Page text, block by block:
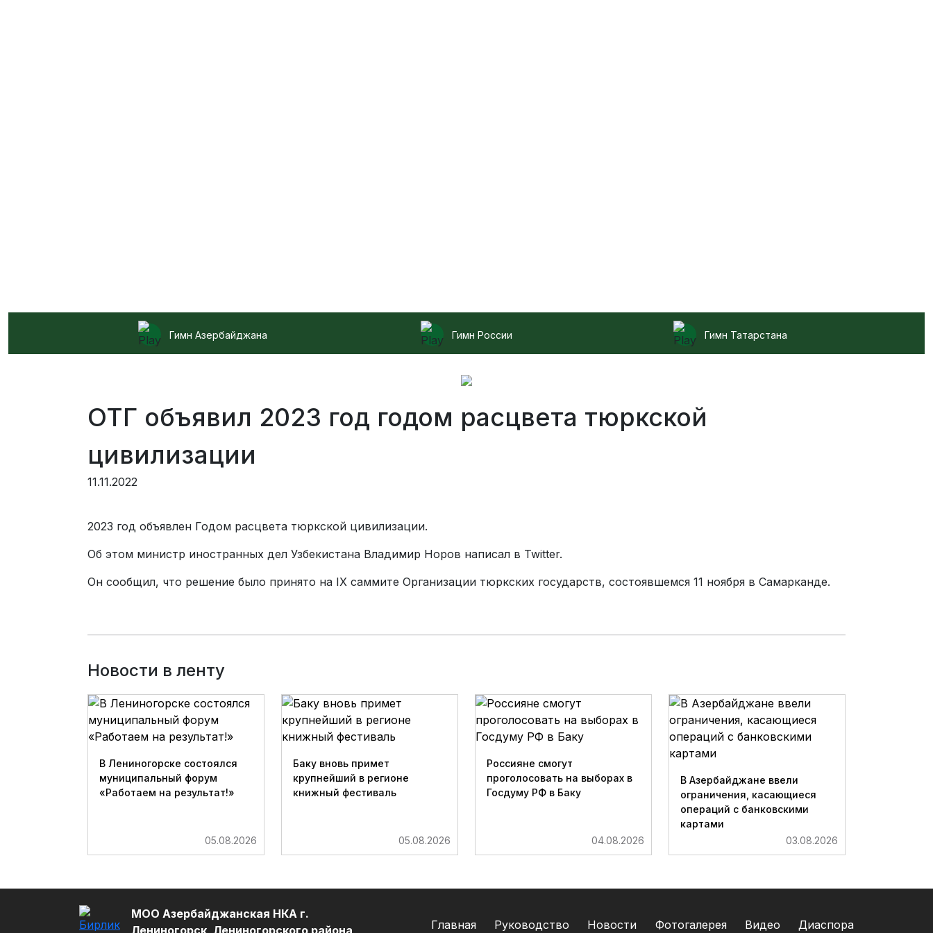
Гимн Азербайджана Гимн России Гимн Татарстана
ОТГ объявил 2023 год годом расцвета тюркской
цивилизации
11.11.2022
2023 год объявлен Годом расцвета тюркской цивилизации.
Об этом министр иностранных дел Узбекистана Владимир Норов написал в Twitter.
Он сообщил, что решение было принято на IX саммите Организации тюркских государств, состоявшемся 11 ноября в Самарканде.
Новости в ленту
В Лениногорске состоялся
муниципальный форум
«Работаем на результат!»
05.08.2026
Баку вновь примет
крупнейший в регионе
книжный фестиваль
05.08.2026
Россияне смогут
проголосовать на выборах в
Госдуму РФ в Баку
04.08.2026
В Азербайджане ввели
ограничения, касающиеся
операций с банковскими
картами
03.08.2026
МОО Азербайджанская НКА г.
Лениногорск, Лениногорского района
Главная Руководство Новости Фотогалерея Видео Диаспора